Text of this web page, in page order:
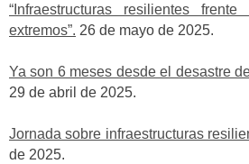
“Infraestructuras resilientes
extremos”. 26 de mayo de 2025.
Ya son 6 meses desde el desastre
29 de abril de 2025.
Jornada sobre infraestructuras
de 2025.